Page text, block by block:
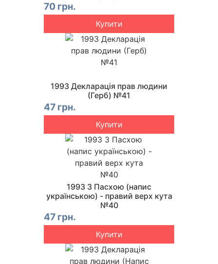
70 грн.
Купити
1993 Декларація прав людини
(Герб) №41
47 грн.
Купити
1993 З Пасхою (напис
українською) - правий верх кута
№40
47 грн.
Купити